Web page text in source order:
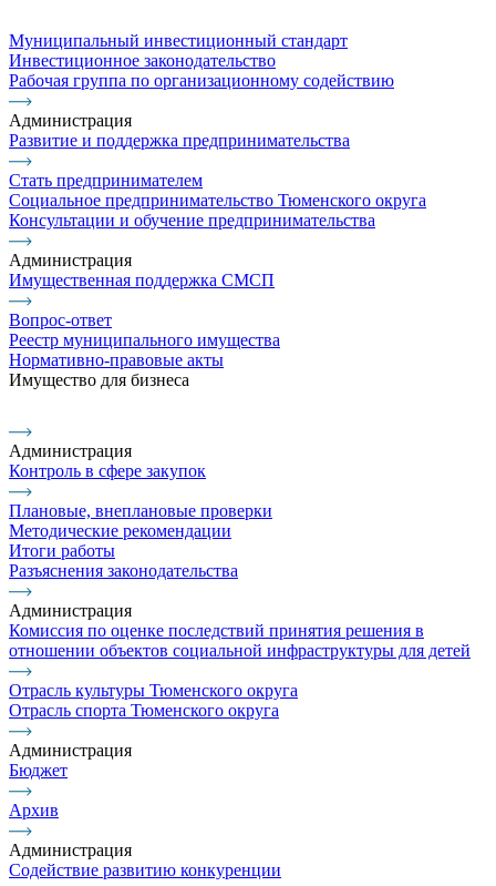
Муниципальный инвестиционный стандарт
Инвестиционное законодательство
Рабочая группа по организационному содействию
Администрация
Развитие и поддержка предпринимательства
Стать предпринимателем
Социальное предпринимательство Тюменского округа
Консультации и обучение предпринимательства
Администрация
Имущественная поддержка СМСП
Вопрос-ответ
Реестр муниципального имущества
Нормативно-правовые акты
Имущество для бизнеса
Администрация
Контроль в сфере закупок
Плановые, внеплановые проверки
Методические рекомендации
Итоги работы
Разъяснения законодательства
Администрация
Комиссия по оценке последствий принятия решения в
отношении объектов социальной инфраструктуры для детей
Отрасль культуры Тюменского округа
Отрасль спорта Тюменского округа
Администрация
Бюджет
Архив
Администрация
Содействие развитию конкуренции